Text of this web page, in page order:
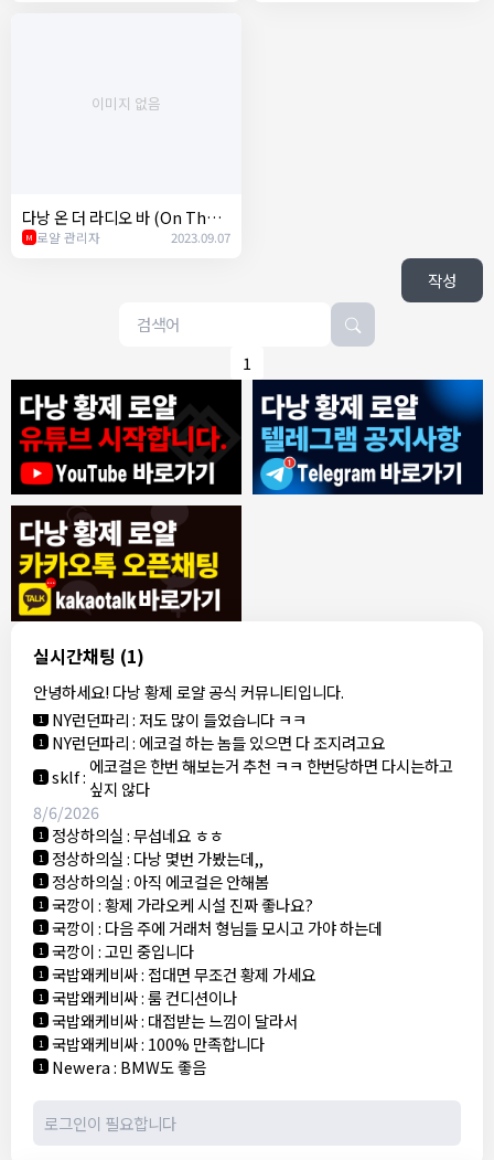
실시간채팅 (1)
안녕하세요! 다낭 황제 로얄 공식 커뮤니티입니다.
8/4/2026
1 모기한테물림:여기도 문의해보면 바로 알려줌
1 모기한테물림:정찰가보다 쌀수 없음
1 결혼안해:ㄹㅇ 팩트 ㅋㅋㅋㅋ
1 결혼안해:ㄹㅇ 팩트 ㅋㅋㅋㅋ
8/5/2026
NY런던파리 :다낭 에코걸 여기서 예약 가능한가요?
1 3군:에코걸 좀 조심 하는게 좋음
1 NY런던파리:저도 많이 들었습니다 ㅋㅋ
1 NY런던파리: 에코걸 하는 놈들 있으면 다 조지려고요
1 sklf: 에코걸은 한번 해보는거 추천 ㅋㅋ 한번당하면 다시는하고
싶지 않다
8/6/2026
1 정상하의실:무섭네요 ㅎㅎ
1 정상하의실: 다낭 몇번 가봤는데,,
1 정상하의실: 아직 에코걸은 안해봄
1 국깡이:황제 가라오케 시설 진짜 좋나요?
1 국깡이: 다음 주에 거래처 형님들 모시고 가야 하는데
1 국깡이:고민 중입니다
1 국밥왜케비싸: 접대면 무조건 황제 가세요
1 국밥왜케비싸:룸 컨디션이나
1 국밥왜케비싸: 대접받는 느낌이 달라서
1 국밥왜케비싸: 100% 만족합니다
1 Newera: BMW도 좋음
이미지 없음
다낭 온 더 라디오 바 (On The R
adio Bar)
M 로얄 관리자 2023.09.07
작성
1